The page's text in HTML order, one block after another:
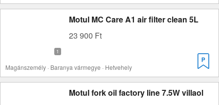
Motul MC Care A1 air filter clean 5L
23 900 Ft
Magánszemély · Baranya vármegye · Hetvehely
Motul fork oil factory line 7.5W villaol